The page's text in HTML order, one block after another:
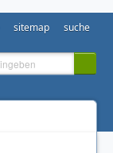
sitemap suche